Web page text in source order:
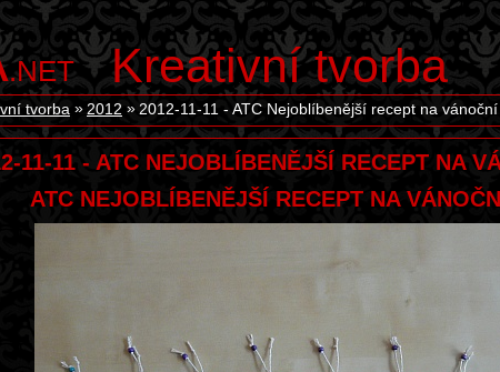
.NET Kreativní tvorba
tvorba 2012 2012-11-11 - ATC Nejoblíbenější recept na
11-11 - ATC NEJOBLÍBENĚJŠÍ RECEPT NA
ATC NEJOBLÍBENĚJŠÍ RECEPT NA